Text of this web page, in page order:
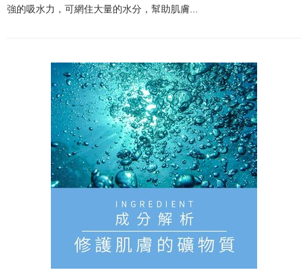
強的吸水力，可網住大量的水分，幫助肌膚...